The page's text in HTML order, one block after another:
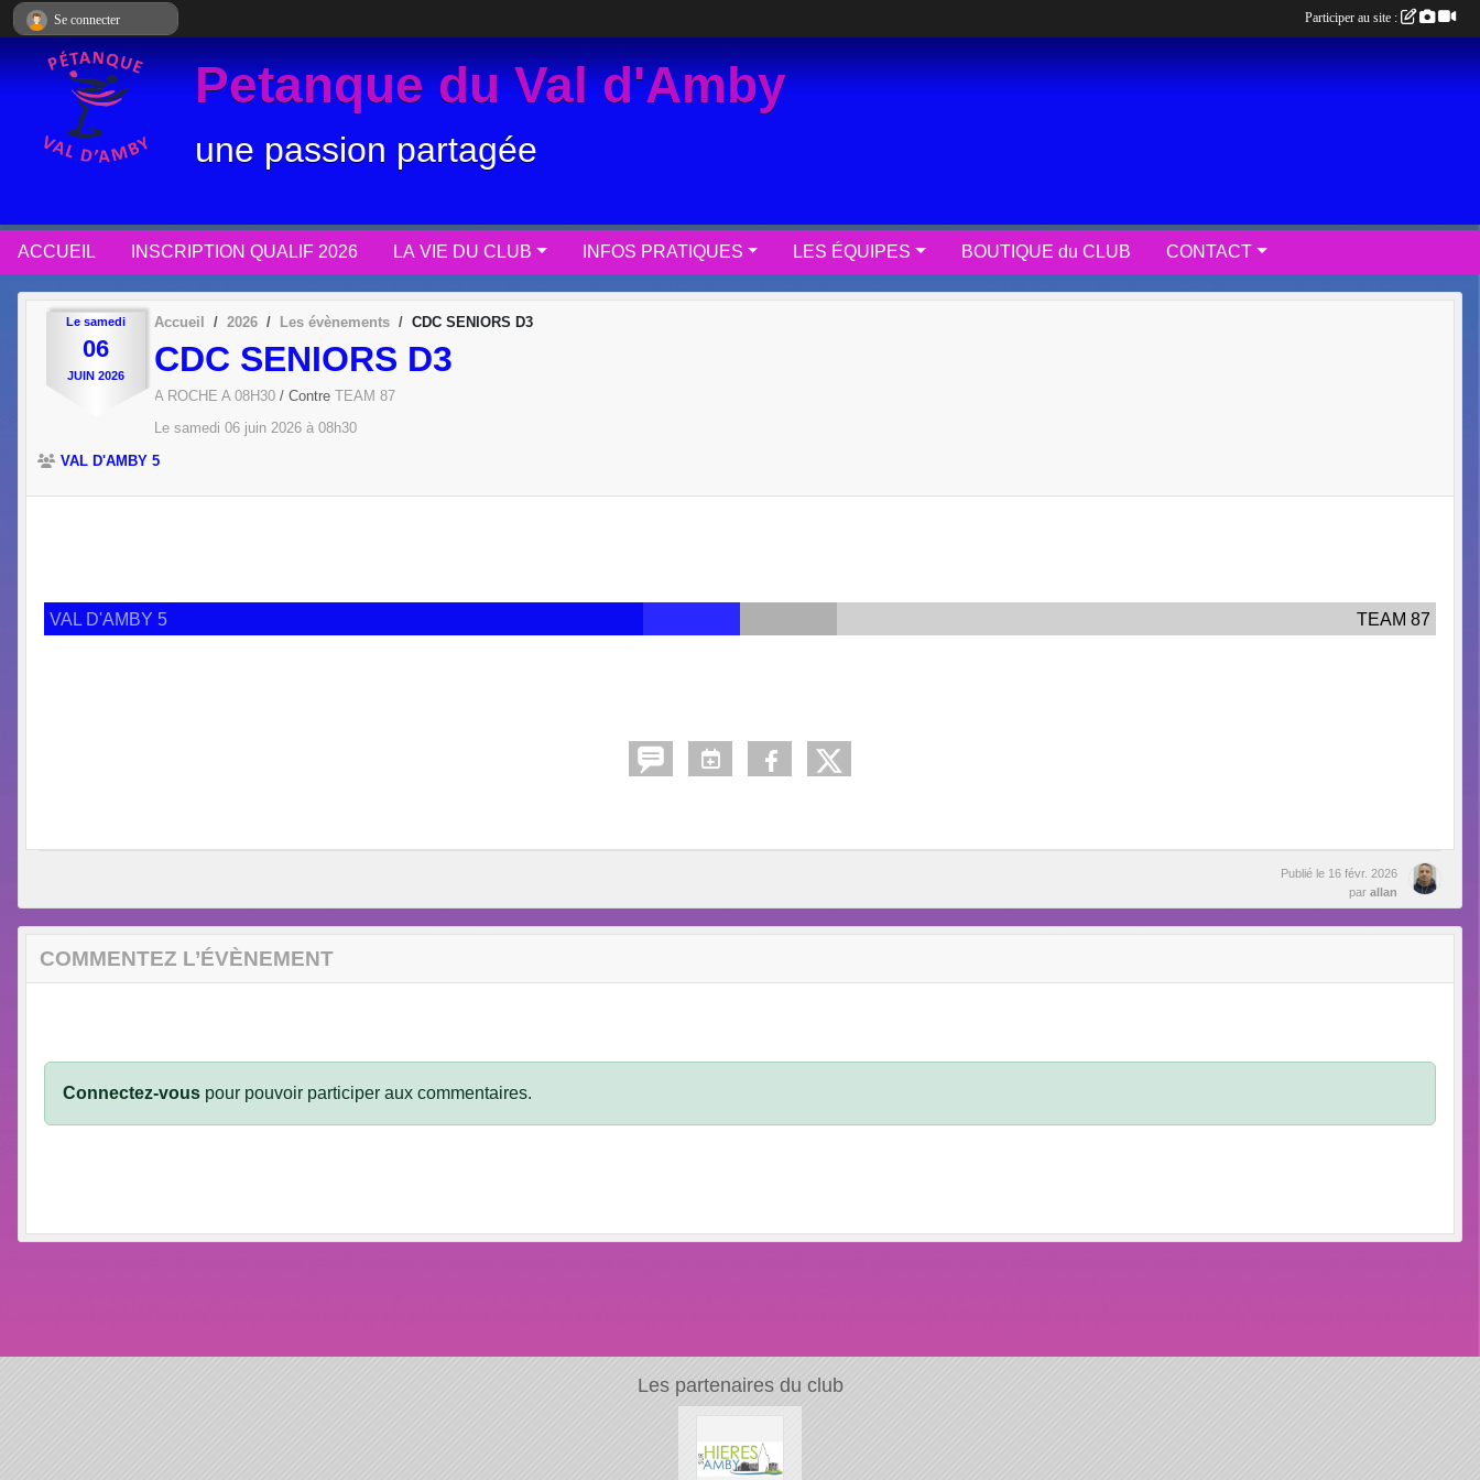
Petanque du Val d'Amby
une passion partagée
ACCUEIL INSCRIPTION QUALIF 2026 LA VIE DU CLUB INFOS PRATIQUES LES ÉQUIPES BOUTIQUE du CLUB CONTACT
Le samedi
06
JUIN 2026
Accueil 2026 Les évènements CDC SENIORS D3
CDC SENIORS D3
A ROCHE A 08H30 / Contre TEAM 87
Le samedi 06 juin 2026 à 08h30
VAL D'AMBY 5
VAL D'AMBY 5 TEAM 87
Publié le 16 févr. 2026
par allan
COMMENTEZ L’ÉVÈNEMENT
Connectez-vous pour pouvoir participer aux commentaires.
Les partenaires du club
Se connecter Participer au site :
Panneau de gestion des cookies